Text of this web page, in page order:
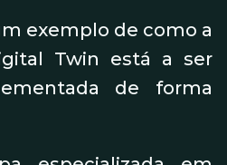
exemplo de como a
Twin está a ser
de forma